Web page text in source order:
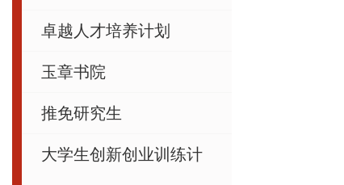
卓越人才培养计划
玉章书院
推免研究生
大学生创新创业训练计